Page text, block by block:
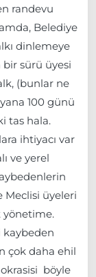
randevu
Belediye
dinlemeye
bir sürü üyesi
(bunlar ne
100 günü
tas hala.
ihtiyacı var
ve yerel
Meclisi üyeleri
yönetime.
çok daha ehil
böyle